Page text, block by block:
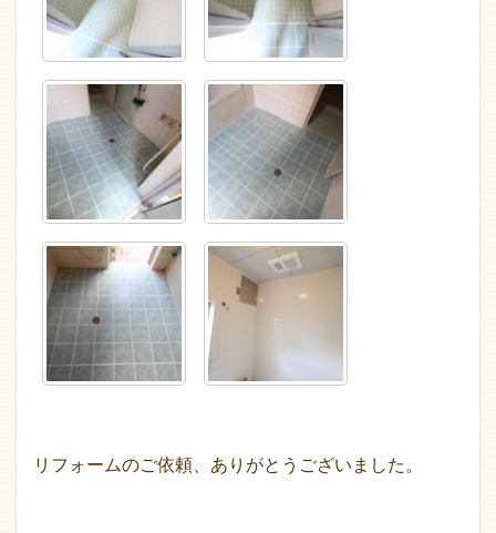
リフォームのご依頼、ありがとうございました。